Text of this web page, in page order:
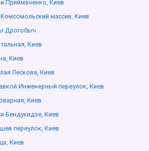
Приймаченко, Киев
массив, Киев
Дрогобыч
Киев
Киев
Лескова, Киев
Инженерный переулок, Киев
Киев
Бендукидзе, Киев
переулок, Киев
Киев